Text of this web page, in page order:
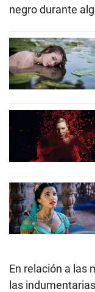
negro durante
En relación a las
las